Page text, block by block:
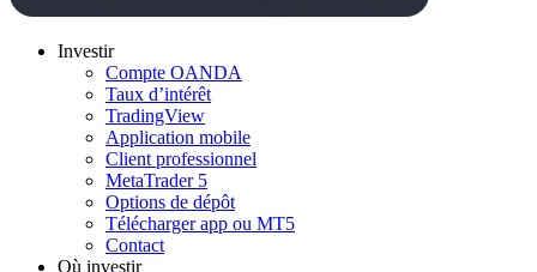
Investir
Compte OANDA
Taux d’intérêt
TradingView
Application mobile
Client professionnel
MetaTrader 5
Options de dépôt
Télécharger app ou MT5
Contact
Où investir